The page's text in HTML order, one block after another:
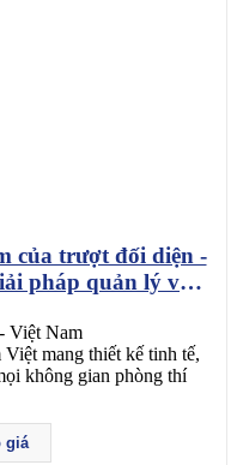
của trượt đối diện -
pháp quản lý vật
Việt Nam
mang thiết kế tinh tế,
không gian phòng thí
giá